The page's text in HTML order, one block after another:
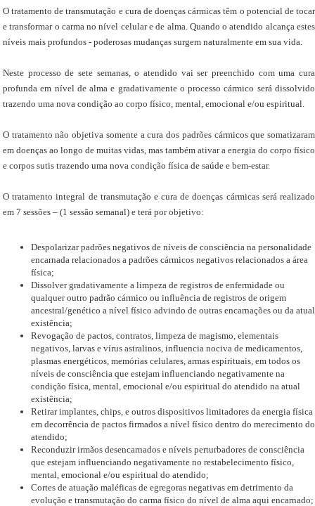
O tratamento de transmutação e cura de doenças cármicas têm o potencial de tocar
e transformar o carma no nível celular e de alma. Quando o atendido alcança estes
níveis mais profundos - poderosas mudanças surgem naturalmente em sua vida.
Neste processo de sete semanas, o atendido vai ser preenchido com uma cura
profunda em nível de alma e gradativamente o processo cármico será dissolvido
trazendo uma nova condição ao corpo físico, mental, emocional e/ou espiritual.
O tratamento não objetiva somente a cura dos padrões cármicos que somatizaram
em doenças ao longo de muitas vidas, mas também ativar a energia do corpo físico
e corpos sutis trazendo uma nova condição física de saúde e bem-estar.
O tratamento integral de transmutação e cura de doenças cármicas será realizado
em 7 sessões – (1 sessão semanal) e terá por objetivo:
Despolarizar padrões negativos de níveis de consciência na personalidade
encarnada relacionados a padrões cármicos negativos relacionados a área
física;
Dissolver gradativamente a limpeza de registros de enfermidade ou
qualquer outro padrão cármico ou influência de registros de origem
ancestral/genético a nível físico advindo de outras encarnações ou da atual
existência;
Revogação de pactos, contratos, limpeza de magismo, elementais
negativos, larvas e vírus astralinos, influencia nociva de medicamentos,
plasmas energéticos, memórias celulares, armas espirituais, em todos os
níveis de consciência que estejam influenciando negativamente na
condição física, mental, emocional e/ou espiritual do atendido na atual
existência;
Retirar implantes, chips, e outros dispositivos limitadores da energia física
em decorrência de pactos firmados a nível físico dentro do merecimento do
atendido;
Reconduzir irmãos desencarnados e níveis perturbadores de consciência
que estejam influenciando negativamente no restabelecimento físico,
mental, emocional e/ou espiritual do atendido;
Cortes de atuação maléficas de egregoras negativas em detrimento da
evolução e transmutação do carma físico do nível de alma aqui encarnado;